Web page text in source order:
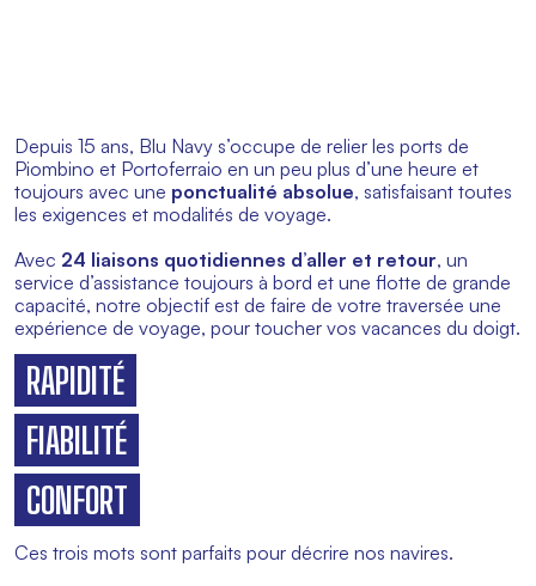
Depuis 15 ans, Blu Navy s’occupe de relier les ports de
Piombino et Portoferraio en un peu plus d’une heure et
toujours avec une ponctualité absolue, satisfaisant toutes
les exigences et modalités de voyage.
Avec 24 liaisons quotidiennes d’aller et retour, un
service d’assistance toujours à bord et une flotte de grande
capacité, notre objectif est de faire de votre traversée une
expérience de voyage, pour toucher vos vacances du doigt.
RAPIDITÉ
FIABILITÉ
CONFORT
Ces trois mots sont parfaits pour décrire nos navires.